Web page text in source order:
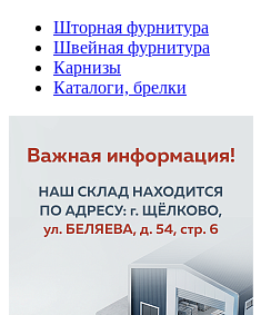
Шторная фурнитура
Швейная фурнитура
Карнизы
Каталоги, брелки